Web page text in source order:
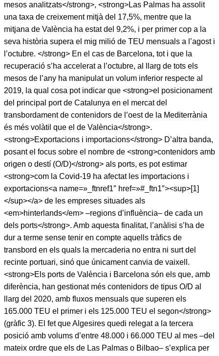
mesos analitzats</strong>, <strong>Las Palmas ha assolit
una taxa de creixement mitjà del 17,5%, mentre que la
mitjana de València ha estat del 9,2%, i per primer cop a la
seva història supera el mig milió de TEU mensuals a l’agost i
l’octubre. </strong> En el cas de Barcelona, tot i que la
recuperació s’ha accelerat a l’octubre, al llarg de tots els
mesos de l’any ha manipulat un volum inferior respecte al
2019, la qual cosa pot indicar que <strong>el posicionament
del principal port de Catalunya en el mercat del
transbordament de contenidors de l’oest de la Mediterrània
és més volàtil que el de València</strong>.
<strong>Exportacions i importacions</strong> D’altra banda,
posant el focus sobre el nombre de <strong>contenidors amb
origen o destí (O/D)</strong> als ports, es pot estimar
<strong>com la Covid-19 ha afectat les importacions i
exportacions<a name=»_ftnref1″ href=»#_ftn1″><sup>[1]
</sup></a> de les empreses situades als
<em>hinterlands</em> –regions d’influència– de cada un
dels ports</strong>. Amb aquesta finalitat, l’anàlisi s’ha de
dur a terme sense tenir en compte aquells tràfics de
transbord en els quals la mercaderia no entra ni surt del
recinte portuari, sinó que únicament canvia de vaixell.
<strong>Els ports de València i Barcelona són els que, amb
diferència, han gestionat més contenidors de tipus O/D al
llarg del 2020, amb fluxos mensuals que superen els
165.000 TEU el primer i els 125.000 TEU el segon</strong>
(gràfic 3). El fet que Algesires quedi relegat a la tercera
posició amb volums d’entre 48.000 i 66.000 TEU al mes –del
mateix ordre que els de Las Palmas o Bilbao– s’explica per